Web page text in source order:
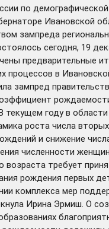
по
Ивановской
зампреда
сегодня, 19
предварительные
процессов в
зампред
текущем году в
роста числа
и снижение
численности
возраста требует
рождения первых
комплекса мер
Ирина Эрмиш. О